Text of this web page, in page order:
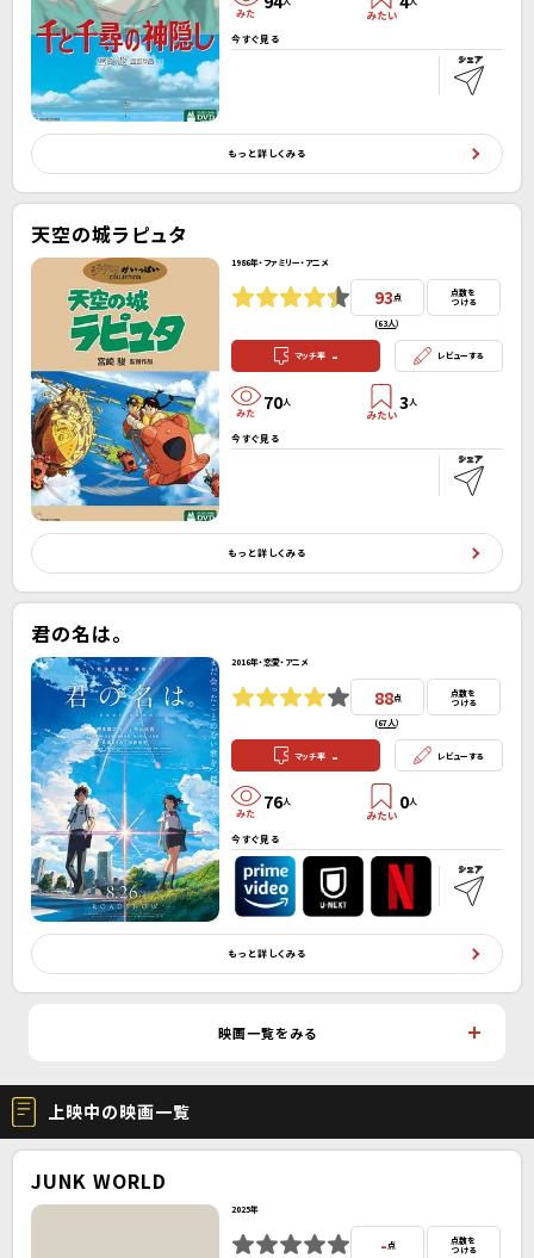
今すぐ見る
もっと詳しくみる
天空の城ラピュタ
1986年・ファミリー・アニメ
93点
(63人）
点数を
つける
マッチ率 - レビューする
70人 3人
今すぐ見る
もっと詳しくみる
君の名は。
2016年・恋愛・アニメ
88点
(67人）
点数を
つける
マッチ率 - レビューする
76人 0人
今すぐ見る
もっと詳しくみる
映画一覧をみる
上映中の映画一覧
JUNK WORLD
2025年
- 点
点数を
つける